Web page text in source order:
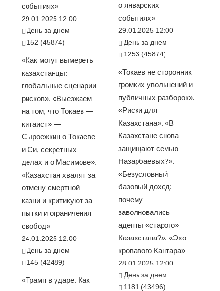
событиях»
29.01.2025 12:00
День за днем
152 (45874)
«Как могут вымереть
казахстанцы:
глобальные сценарии
рисков». «Выезжаем
на том, что Токаев —
китаист» —
Сыроежкин о Токаеве
и Си, секретных
делах и о Масимове».
«Казахстан хвалят за
отмену смертной
казни и критикуют за
пытки и ограничения
свобод»
24.01.2025 12:00
День за днем
145 (42489)
«Трамп в ударе. Как
о январских
событиях»
29.01.2025 12:00
День за днем
1253 (45874)
«Токаев не сторонник
громких увольнений и
публичных разборок».
«Риски для
Казахстана». «В
Казахстане снова
защищают семью
Назарбаевых?».
«Безусловный
базовый доход:
почему
заволновались
адепты «старого»
Казахстана?». «Эхо
кровавого Кантара»
28.01.2025 12:00
День за днем
1181 (43496)